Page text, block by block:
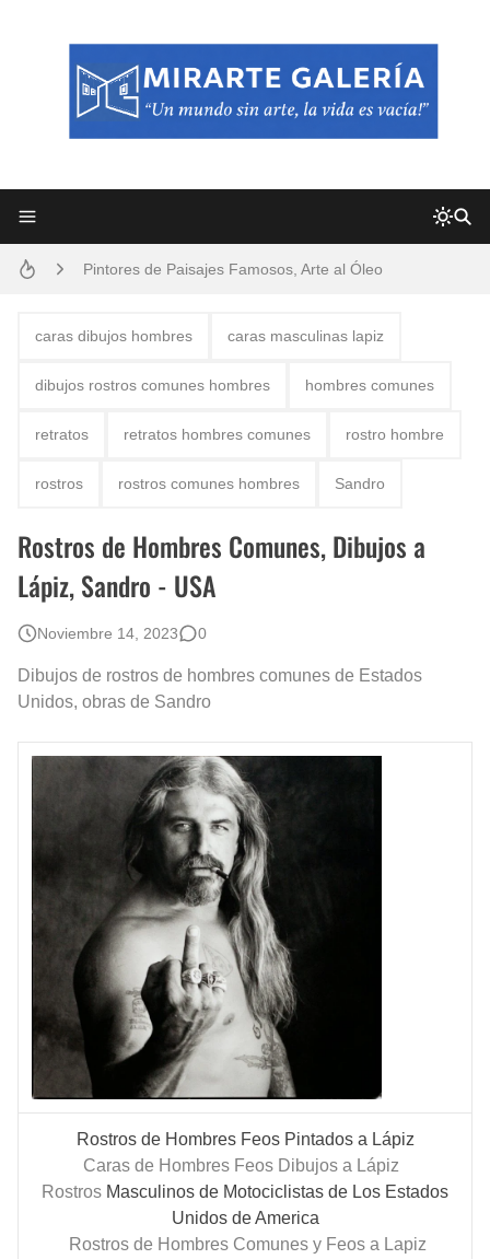
Pintores de Paisajes Famosos, Arte al Óleo
Que significan los cuadros de negras africanas?
El mundo del arte en pintura surrealista
caras dibujos hombres caras masculinas lapiz
dibujos rostros comunes hombres hombres comunes
retratos retratos hombres comunes rostro hombre
rostros rostros comunes hombres Sandro
Rostros de Hombres Comunes, Dibujos a
Lápiz, Sandro - USA
Noviembre 14, 2023 0
Dibujos de rostros de hombres comunes de Estados
Unidos, obras de Sandro
Rostros de Hombres Feos Pintados a Lápiz
Caras de Hombres Feos Dibujos a Lápiz
Rostros Masculinos de Motociclistas de Los Estados
Unidos de America
Rostros de Hombres Comunes y Feos a Lapiz